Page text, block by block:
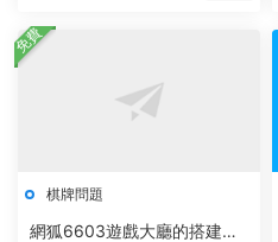
棋牌問題
網狐6603遊戲大廳的搭建和
免費